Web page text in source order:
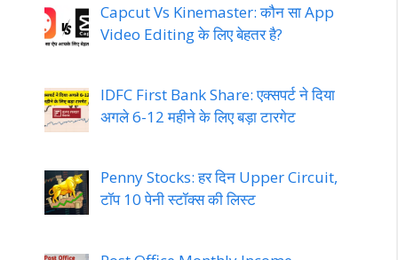
Capcut Vs Kinemaster: कौन सा App
Video Editing के लिए बेहतर है?
IDFC First Bank Share: एक्सपर्ट ने दिया
अगले 6-12 महीने के लिए बड़ा टारगेट
Penny Stocks: हर दिन Upper Circuit,
टॉप 10 पेनी स्टॉक्स की लिस्ट